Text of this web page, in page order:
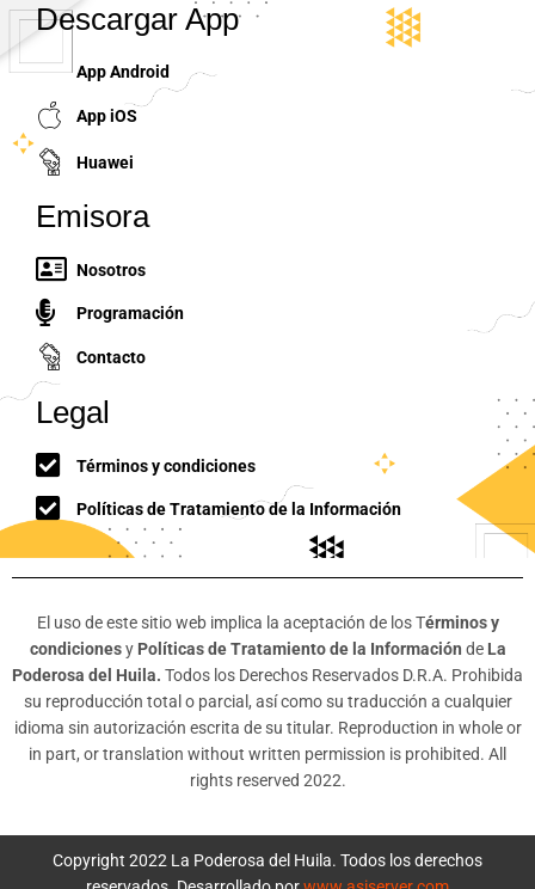
Descargar App
App Android
App iOS
Huawei
Emisora
Nosotros
Programación
Contacto
Legal
Términos y condiciones
Políticas de Tratamiento de la Información
El uso de este sitio web implica la aceptación de los Términos y
condicionesy Políticas de Tratamiento de la Información de La
Poderosa del Huila. Todos los Derechos Reservados D.R.A. Prohibida
su reproducción total o parcial, así como su traducción a cualquier
idioma sin autorización escrita de su titular. Reproduction in whole or
in part, or translation without written permission is prohibited. All
rights reserved 2022.
Copyright 2022 La Poderosa del Huila. Todos los derechos